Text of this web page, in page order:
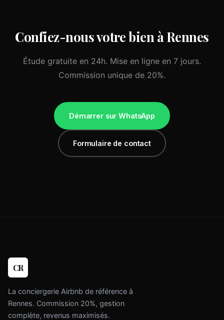
Confiez-nous votre bien à Rennes
Étude gratuite en 24h. Mise en ligne en 7 jours.
Commission unique de 20%.
Démarrer sur WhatsApp
Formulaire de contact
CR
La conciergerie Airbnb de référence à
Rennes. Commission 20%, gestion
complète, revenus maximisés.